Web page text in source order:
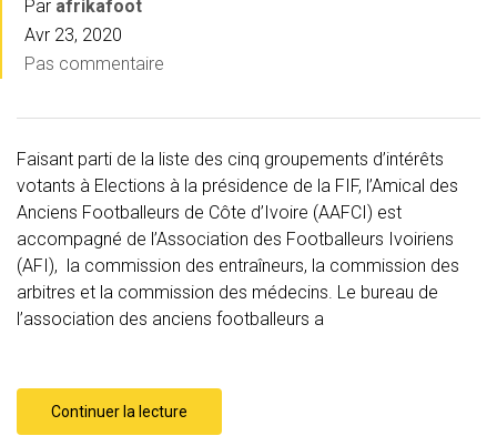
Par afrikafoot
Avr 23, 2020
Pas commentaire
Faisant parti de la liste des cinq groupements d’intérêts
votants à Elections à la présidence de la FIF, l’Amical des
Anciens Footballeurs de Côte d’Ivoire (AAFCI) est
accompagné de l’Association des Footballeurs Ivoiriens
(AFI), la commission des entraîneurs, la commission des
arbitres et la commission des médecins. Le bureau de
l’association des anciens footballeurs a
Continuer la lecture